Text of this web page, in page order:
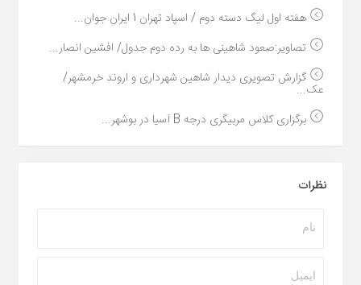
هفته اول لیگ دسته دوم / اسپاد تهران 1 ایران جوان...
تصاویر:صعود شاهینی ها به رده دوم جدول/ افشین انصار...
گزارش تصویری دیدار شاهین شهرداری و اروند خرمشهر/
عک...
برگزاری کلاس مربیگری درجه B آسیا در بوشهر...
نظرات